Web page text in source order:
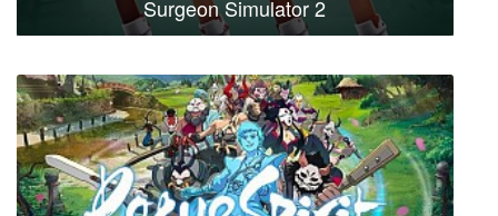
Surgeon Simulator 2